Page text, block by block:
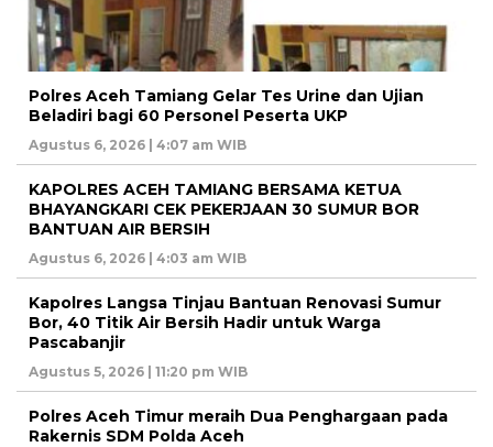
Polres Aceh Tamiang Gelar Tes Urine dan Ujian
Beladiri bagi 60 Personel Peserta UKP
Agustus 6, 2026 | 4:07 am WIB
KAPOLRES ACEH TAMIANG BERSAMA KETUA
BHAYANGKARI CEK PEKERJAAN 30 SUMUR BOR
BANTUAN AIR BERSIH
Agustus 6, 2026 | 4:03 am WIB
Kapolres Langsa Tinjau Bantuan Renovasi Sumur
Bor, 40 Titik Air Bersih Hadir untuk Warga
Pascabanjir
Agustus 5, 2026 | 11:20 pm WIB
Polres Aceh Timur meraih Dua Penghargaan pada
Rakernis SDM Polda Aceh